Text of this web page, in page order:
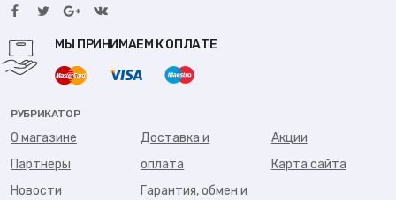
МЫ ПРИНИМАЕМ К ОПЛАТЕ
РУБРИКАТОР
О магазине
Партнеры
Новости
Доставка и
оплата
Гарантия, обмен и
Акции
Карта сайта